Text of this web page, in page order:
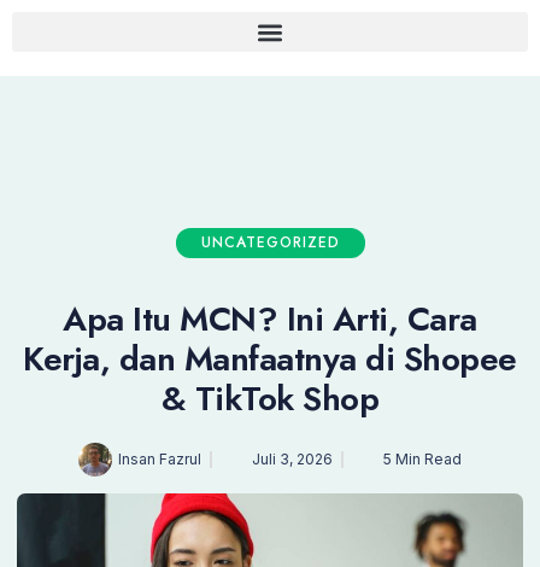
UNCATEGORIZED
Apa Itu MCN? Ini Arti, Cara
Kerja, dan Manfaatnya di Shopee
& TikTok Shop
Insan Fazrul Juli 3, 2026 5 Min Read